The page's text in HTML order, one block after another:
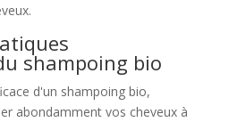
shampoing bio
d'un shampoing bio,
abondamment vos cheveux à